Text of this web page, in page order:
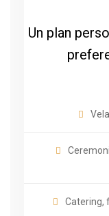
Un plan
Catering,